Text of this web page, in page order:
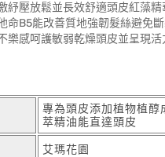
紓壓放鬆並長效舒適頭皮紅藻
命B5能改善質地強韌髮絲避免
樂感呵護敏弱乾燥頭皮並呈現活
專為頭皮添加植物植醇
萃精油能直達頭皮
艾瑪花園